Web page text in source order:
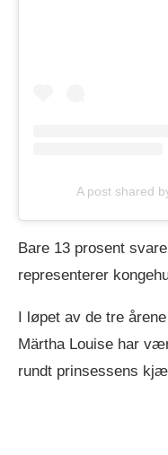
A post shared
Bare 13 prosent
representerer
I løpet av de tre
Märtha Louise har
rundt prinsessens